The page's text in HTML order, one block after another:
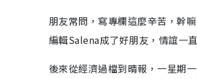
朋友常問，寫專欄這麼辛苦，幹
編輯Salena成了好朋友，情誼一
後來從經濟過檔到晴報，一星期